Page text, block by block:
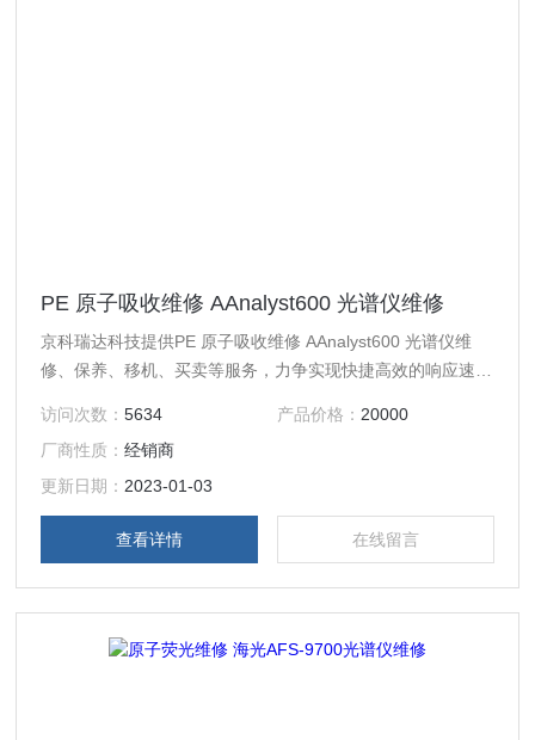
PE 原子吸收维修 AAnalyst600 光谱仪维修
京科瑞达科技提供PE 原子吸收维修 AAnalyst600 光谱仪维
修、保养、移机、买卖等服务，力争实现快捷高效的响应速
值。
访问次数：5634 产品价格： 20000
厂商性质：经销商
更新日期： 2023-01-03
查看详情 在线留言